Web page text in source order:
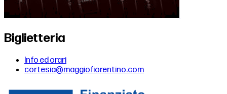
Biglietteria
Info ed orari
cortesia@maggiofiorentino.com